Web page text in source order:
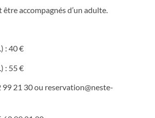
accompagnés d’un adulte.
: 40 €
: 55 €
99 21 30 ou reservation@neste-